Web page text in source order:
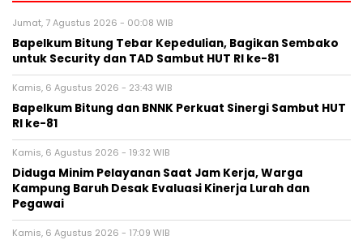
Jumat, 7 Agustus 2026 - 00:08 WIB
Bapelkum Bitung Tebar Kepedulian, Bagikan Sembako
untuk Security dan TAD Sambut HUT RI ke-81
Kamis, 6 Agustus 2026 - 23:43 WIB
Bapelkum Bitung dan BNNK Perkuat Sinergi Sambut HUT
RI ke-81
Kamis, 6 Agustus 2026 - 19:32 WIB
Diduga Minim Pelayanan Saat Jam Kerja, Warga
Kampung Baruh Desak Evaluasi Kinerja Lurah dan
Pegawai
Kamis, 6 Agustus 2026 - 17:09 WIB